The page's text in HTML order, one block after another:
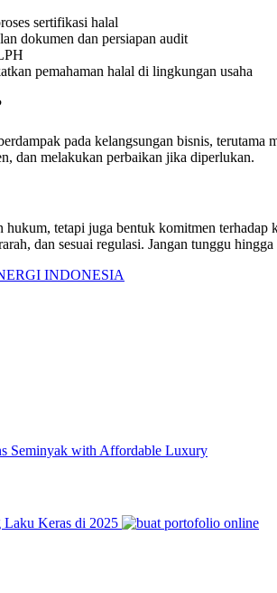
sertifikasi halal
dokumen dan persiapan audit
pemahaman halal di lingkungan usaha
pada kelangsungan bisnis,
dan melakukan perbaikan jika diperlukan.
tetapi juga bentuk komitmen terhadap
dan sesuai regulasi. Jangan tunggu
INDONESIA
Seminyak with Affordable Luxury
Keras di 2025